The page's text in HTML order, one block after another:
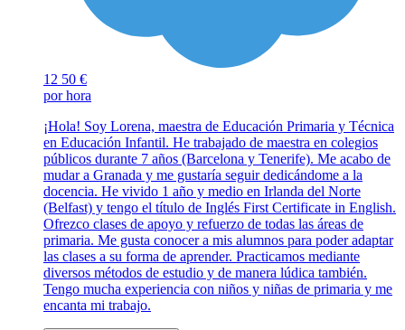
12 50 €
por hora
¡Hola! Soy Lorena, maestra de Educación Primaria y Técnica
en Educación Infantil. He trabajado de maestra en colegios
públicos durante 7 años (Barcelona y Tenerife). Me acabo de
mudar a Granada y me gustaría seguir dedicándome a la
docencia. He vivido 1 año y medio en Irlanda del Norte
(Belfast) y tengo el título de Inglés First Certificate in English.
Ofrezco clases de apoyo y refuerzo de todas las áreas de
primaria. Me gusta conocer a mis alumnos para poder adaptar
las clases a su forma de aprender. Practicamos mediante
diversos métodos de estudio y de manera lúdica también.
Tengo mucha experiencia con niños y niñas de primaria y me
encanta mi trabajo.